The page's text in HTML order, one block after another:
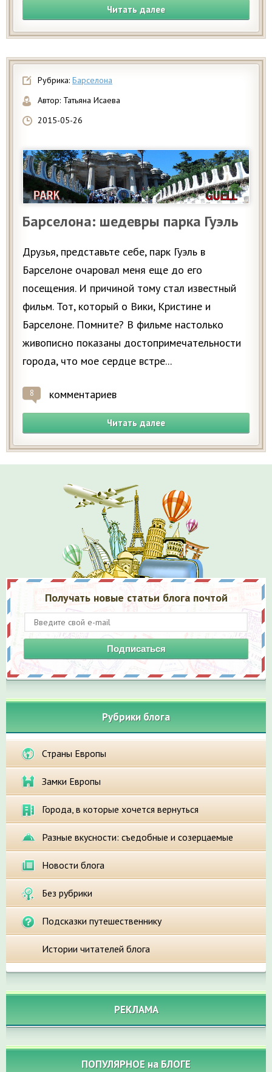
Читать далее
Рубрика: Барселона
Автор: Татьяна Исаева
2015-05-26
Барселона: шедевры парка Гуэль
Друзья, представьте себе, парк Гуэль в
Барселоне очаровал меня еще до его
посещения. И причиной тому стал известный
фильм. Тот, который о Вики, Кристине и
Барселоне. Помните? В фильме настолько
живописно показаны достопримечательности
города, что мое сердце встре...
8 комментариев
Читать далее
Получать новые статьи блога почтой
Подписаться
Рубрики блога
Страны Европы
Замки Европы
Города, в которые хочется вернуться
Разные вкусности: съедобные и созерцаемые
Новости блога
Без рубрики
Подсказки путешественнику
Истории читателей блога
РЕКЛАМА
ПОПУЛЯРНОЕ на БЛОГЕ